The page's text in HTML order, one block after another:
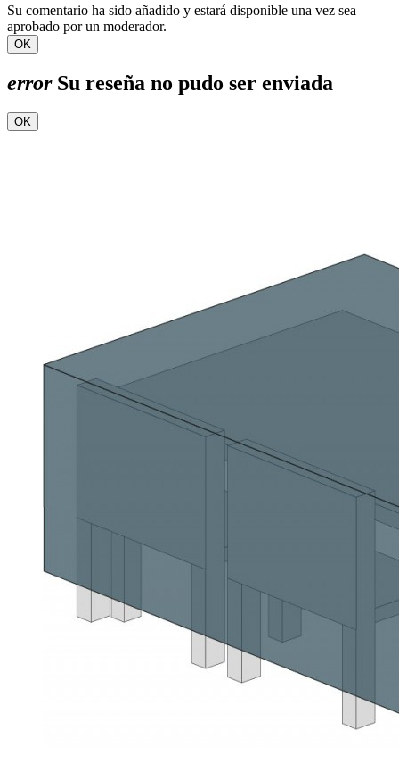
Su comentario ha sido añadido y estará disponible una vez sea
aprobado por un moderador.
OK
errorSu reseña no pudo ser enviada
OK